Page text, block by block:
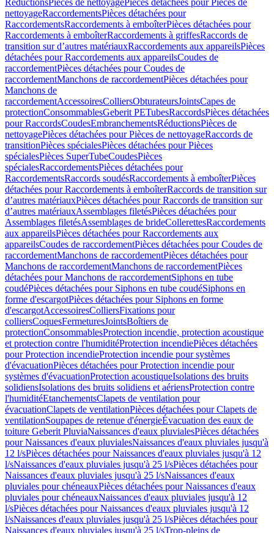
RéductionsPièces de nettoyagePièces détachées pour Pièces de
nettoyageRaccordementsPièces détachées pour
RaccordementsRaccordements à emboîterPièces détachées pour
Raccordements à emboîterRaccordements à griffesRaccords de
transition sur d’autres matériauxRaccordements aux appareilsPièces
détachées pour Raccordements aux appareilsCoudes de
raccordementPièces détachées pour Coudes de
raccordementManchons de raccordementPièces détachées pour
Manchons de
raccordementAccessoiresColliersObturateursJointsCapes de
protectionConsommablesGeberit PETubesRaccordsPièces détachées
pour RaccordsCoudesEmbranchementsRéductionsPièces de
nettoyagePièces détachées pour Pièces de nettoyageRaccords de
transitionPièces spécialesPièces détachées pour Pièces
spécialesPièces SuperTubeCoudesPièces
spécialesRaccordementsPièces détachées pour
RaccordementsRaccords soudésRaccordements à emboîterPièces
détachées pour Raccordements à emboîterRaccords de transition sur
d’autres matériauxPièces détachées pour Raccords de transition sur
d’autres matériauxAssemblages filetésPièces détachées pour
Assemblages filetésAssemblages de brideCollerettesRaccordements
aux appareilsPièces détachées pour Raccordements aux
appareilsCoudes de raccordementPièces détachées pour Coudes de
raccordementManchons de raccordementPièces détachées pour
Manchons de raccordementManchons de raccordementPièces
détachées pour Manchons de raccordementSiphons en tube
coudéPièces détachées pour Siphons en tube coudéSiphons en
forme d'escargotPièces détachées pour Siphons en forme
d'escargotAccessoiresColliersFixations pour
colliersCoquesFermeturesJointsBoîtiers de
protectionConsommablesProtection incendie, protection acoustique
et protection contre l'humiditéProtection incendiePièces détachées
pour Protection incendieProtection incendie pour systèmes
d'évacuationPièces détachées pour Protection incendie pour
systèmes d'évacuationProtection acoustiqueIsolations des bruits
solidiensIsolations des bruits solidiens et aériensProtection contre
l'humiditéEtanchementsClapets de ventilation pour
évacuationClapets de ventilationPièces détachées pour Clapets de
ventilationSoupapes de retenue d'énergieÉvacuation des eaux de
toiture Geberit PluviaNaissances d'eaux pluvialesPièces détachées
pour Naissances d'eaux pluvialesNaissances d'eaux pluviales jusqu'à
12 l/sPièces détachées pour Naissances d'eaux pluviales jusqu'à 12
l/sNaissances d'eaux pluviales jusqu'à 25 l/sPièces détachées pour
Naissances d'eaux pluviales jusqu'à 25 l/sNaissances d'eaux
pluviales pour chéneauxPièces détachées pour Naissances d'eaux
pluviales pour chéneauxNaissances d'eaux pluviales jusqu'à 12
l/sPièces détachées pour Naissances d'eaux pluviales jusqu'à 12
l/sNaissances d'eaux pluviales jusqu'à 25 l/sPièces détachées pour
Naissances d'eaux pluviales jusqu'à 25 l/sTrop-pleins de